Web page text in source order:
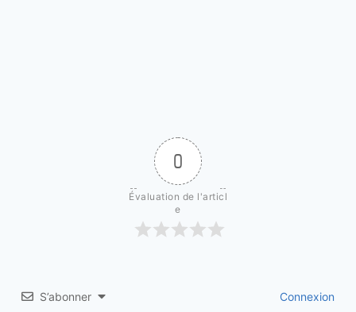
0
Évaluation de l'articl
e
S’abonner Connexion